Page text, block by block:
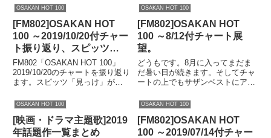
う。まずは802です。詳細な結果
はこちらからもチェックできま
す。FM802RANKTitle / ArtistL...
OSAKAN HOT 100
[FM802]OSAKAN HOT
100 ～2019/10/20付チャー
ト振り返り、スピッツ
「見っけ」 がNo.1か？そ
して世界を席巻、
「DanceMonkey」がつい
FM802「OSAKAN HOT 100」
2019/10/20のチャートを振り返り
ます。スピッツ「見っけ」が
「Dance Monkey」がついに？こ
れを見れば一目瞭然。ぜひ確認く
ださい。OSAKAN HOT 10...
OSAKAN HOT 100
[FM802]OSAKAN HOT
100 ～8/12付チャート展
望。
どうもです。8月に入ってまだま
だ暑い日が続きます。そしてチャ
ートの上でもサザンベストにアリ
スが続きます。そして夏フェスは
サマソニなどまだまだこれから盛
り上がりが続きます。続きます。
今週の1位は"No Brain...
OSAKAN HOT 100
[映画・ドラマ主題歌]2019
年話題作一覧まとめ
OSAKAN HOT 100
[FM802]OSAKAN HOT
100 ～2019/07/14付チャー